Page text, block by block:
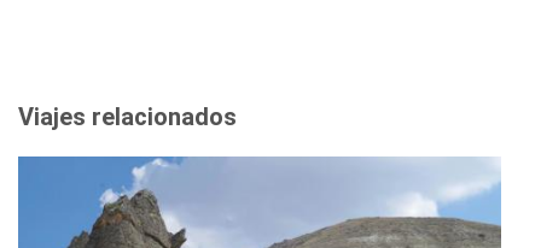
Viajes relacionados